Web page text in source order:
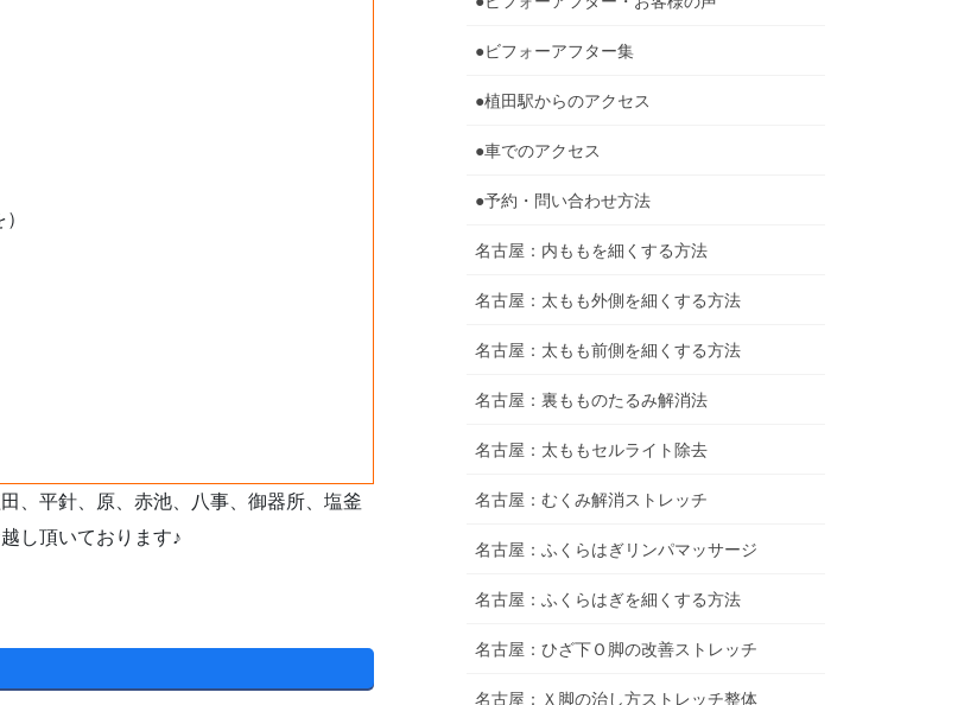
、平針、原、赤池、八事、御器所、塩釜
し頂いております♪
●ビフォーアフター集
●植田駅からのアクセス
●車でのアクセス
●予約・問い合わせ方法
名古屋：内ももを細くする方法
名古屋：太もも外側を細くする方法
名古屋：太もも前側を細くする方法
名古屋：裏もものたるみ解消法
名古屋：太ももセルライト除去
名古屋：むくみ解消ストレッチ
名古屋：ふくらはぎリンパマッサージ
名古屋：ふくらはぎを細くする方法
名古屋：ひざ下Ｏ脚の改善ストレッチ
名古屋：Ｘ脚の治し方ストレッチ整体